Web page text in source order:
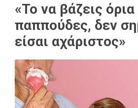
«Το να βάζεις
παππούδες, δεν
είσαι αχάριστος»